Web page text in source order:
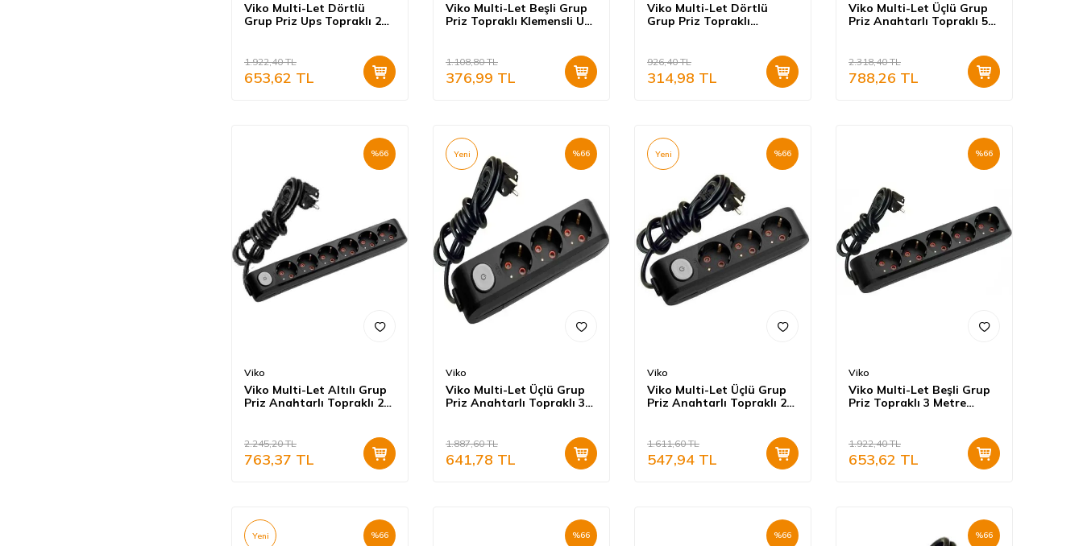
Viko Multi-Let Dörtlü
Grup Priz Ups Topraklı 2
1.922,40TL
653,62 TL
Viko Multi-Let Beşli Grup
Priz Topraklı Klemensli Ups
1.108,80TL
376,99 TL
Viko Multi-Let Dörtlü
Grup Priz Topraklı
926,40TL
314,98 TL
Viko Multi-Let Üçlü Grup
Priz Anahtarlı Topraklı 5
2.318,40TL
788,26 TL
%66
Viko
Viko Multi-Let Altılı Grup
Priz Anahtarlı Topraklı 2
2.245,20TL
763,37 TL
%66
Yeni
Viko
Viko Multi-Let Üçlü Grup
Priz Anahtarlı Topraklı 3
1.887,60TL
641,78 TL
%66
Yeni
Viko
Viko Multi-Let Üçlü Grup
Priz Anahtarlı Topraklı 2
1.611,60TL
547,94 TL
%66
Viko
Viko Multi-Let Beşli Grup
Priz Topraklı 3 Metre
1.922,40TL
653,62 TL
%66
Yeni %66 %66 %66